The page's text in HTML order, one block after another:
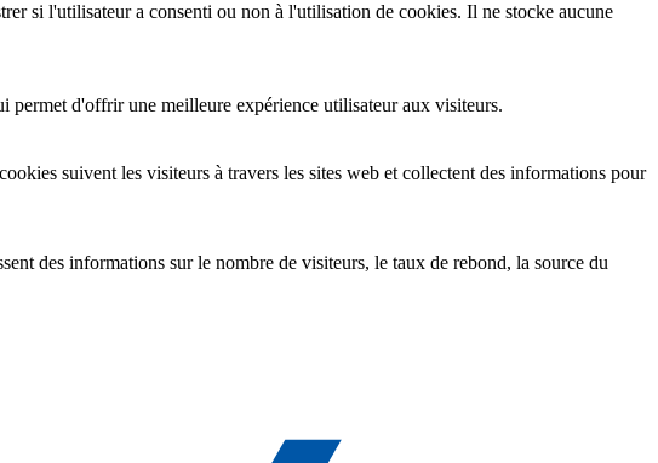
si l'utilisateur a consenti ou non à l'utilisation de cookies. Il ne stocke aucune
permet d'offrir une meilleure expérience utilisateur aux visiteurs.
suivent les visiteurs à travers les sites web et collectent des informations pour
des informations sur le nombre de visiteurs, le taux de rebond, la source du